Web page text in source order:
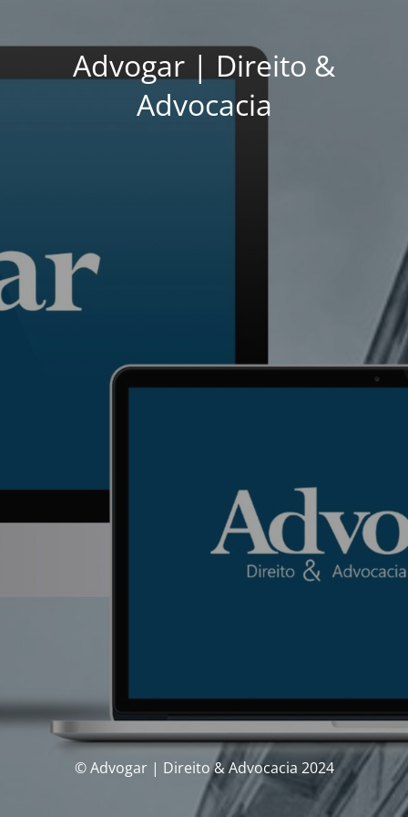
Advogar | Direito &
Advocacia
© Advogar | Direito & Advocacia 2024